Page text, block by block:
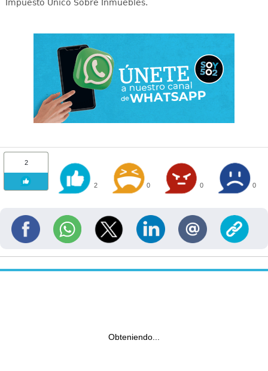
Impuesto Único Sobre Inmuebles.
2
2 0 0 0
Obteniendo...